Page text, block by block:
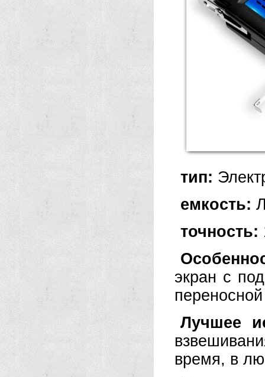
тип:
емкость:
точность:
экран с
переносной
Лучшее
время, в